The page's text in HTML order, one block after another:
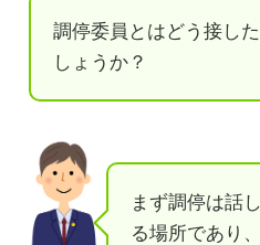
調停委員とはどう接し
しょうか？
まず調停は話
る場所であり